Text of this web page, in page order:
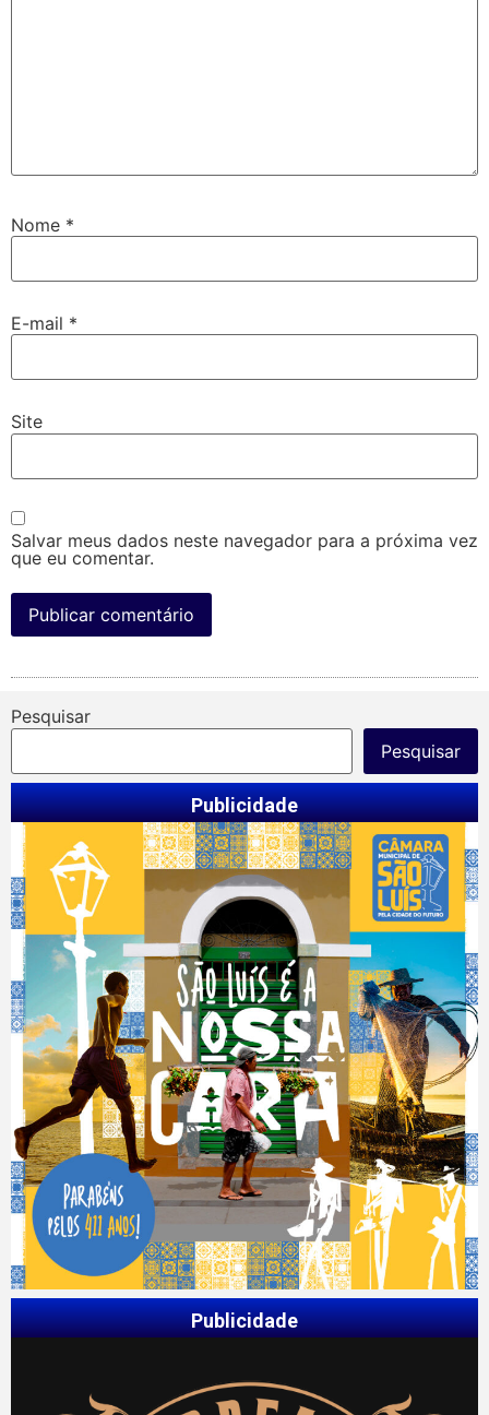
Nome *
E-mail *
Site
Salvar meus dados neste navegador para a próxima vez
que eu comentar.
Pesquisar
Pesquisar
Publicidade
Publicidade